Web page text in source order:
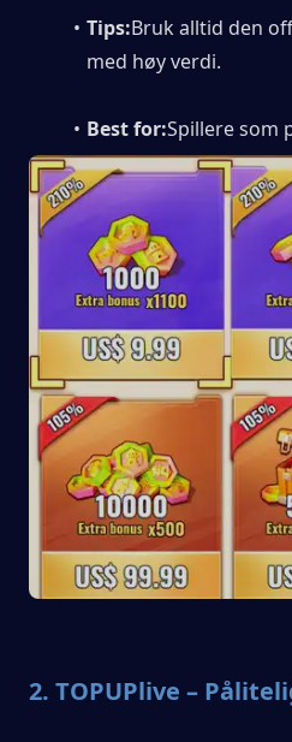
Tips:Bruk alltid den
med høy verdi.
Best for:Spillere som
2. TOPUPlive –